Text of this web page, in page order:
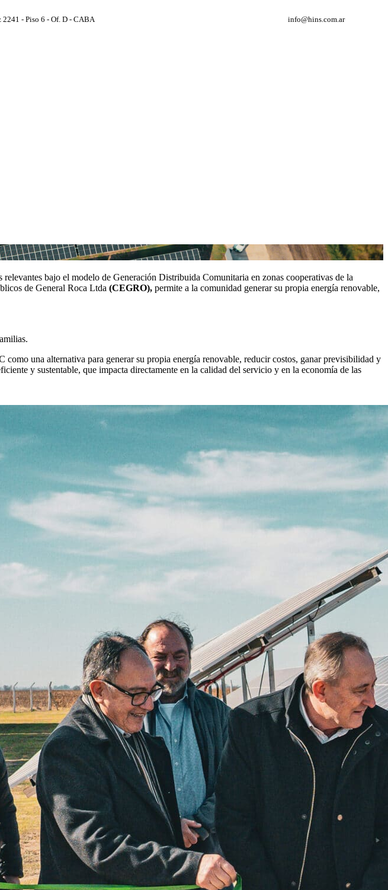
2241 - Piso 6 - Of. D - CABA info@hins.com.ar
bajo el modelo de Generación Distribuida Comunitaria en zonas cooperativas de la
de General Roca Ltda (CEGRO), permite a la comunidad generar su propia energía renovable,
una alternativa para generar su propia energía renovable, reducir costos, ganar previsibilidad y
y sustentable, que impacta directamente en la calidad del servicio y en la economía de las